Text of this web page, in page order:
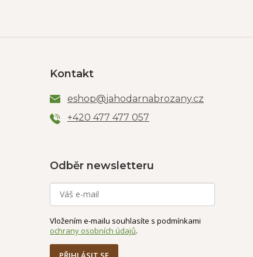
Kontakt
eshop@jahodarnabrozany.cz
+420 477 477 057
Odběr newsletteru
Vložením e-mailu souhlasíte s podmínkami
ochrany osobních údajů.